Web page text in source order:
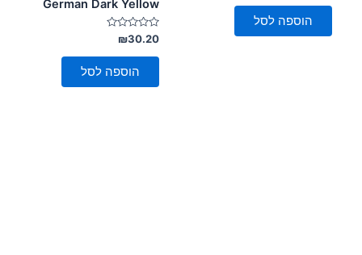
מתוך
הוספה לסל
German Dark Yellow
דורג
0
מתוך
₪30.20
הוספה לסל